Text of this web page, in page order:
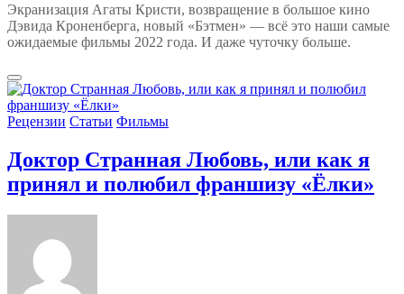
Экранизация Агаты Кристи, возвращение в большое кино
Дэвида Кроненберга, новый «Бэтмен» — всё это наши самые
ожидаемые фильмы 2022 года. И даже чуточку больше.
Рецензии Статьи Фильмы
Доктор Странная Любовь, или как я
принял и полюбил франшизу «Ёлки»